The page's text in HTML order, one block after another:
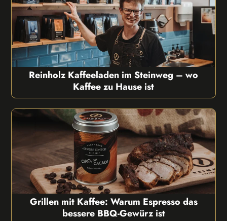
Reinholz Kaffeeladen im Steinweg – wo
Kaffee zu Hause ist
Grillen mit Kaffee: Warum Espresso das
bessere BBQ-Gewürz ist